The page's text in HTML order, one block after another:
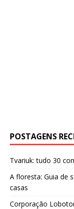
POSTAGENS
Tvariuk: tudo 30
A floresta: Guia de
casas
Corporação